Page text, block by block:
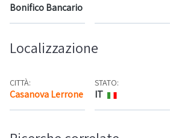
Bonifico Bancario
Localizzazione
CITTÀ:
Casanova Lerrone Mappa
STATO:
IT